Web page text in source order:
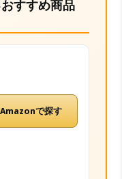
すすめ商品
Amazonで探す